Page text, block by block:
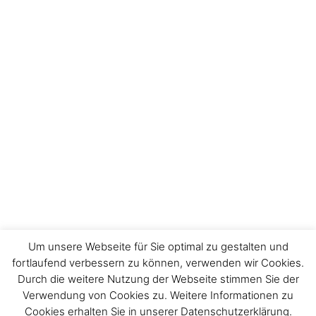
Impressum
Um unsere Webseite für Sie optimal zu gestalten und
fortlaufend verbessern zu können, verwenden wir Cookies.
Durch die weitere Nutzung der Webseite stimmen Sie der
Verwendung von Cookies zu. Weitere Informationen zu
Cookies erhalten Sie in unserer Datenschutzerklärung.